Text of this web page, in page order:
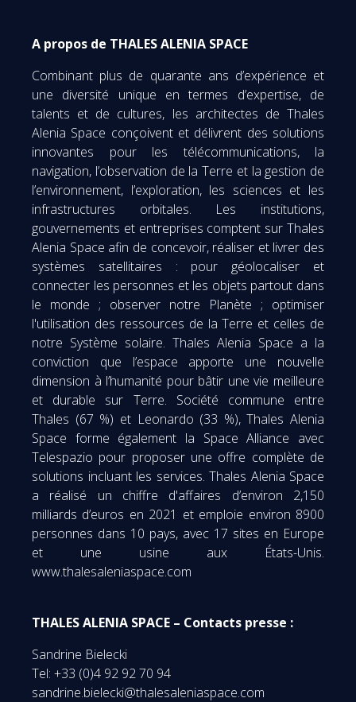
A propos de THALES ALENIA SPACE
Combinant plus de quarante ans d’expérience et
une diversité unique en termes d’expertise, de
talents et de cultures, les architectes de Thales
Alenia Space conçoivent et délivrent des solutions
innovantes pour les télécommunications, la
navigation, l’observation de la Terre et la gestion de
l’environnement, l’exploration, les sciences et les
infrastructures orbitales. Les institutions,
gouvernements et entreprises comptent sur Thales
Alenia Space afin de concevoir, réaliser et livrer des
systèmes satellitaires : pour géolocaliser et
connecter les personnes et les objets partout dans
le monde ; observer notre Planète ; optimiser
l'utilisation des ressources de la Terre et celles de
notre Système solaire. Thales Alenia Space a la
conviction que l’espace apporte une nouvelle
dimension à l’humanité pour bâtir une vie meilleure
et durable sur Terre. Société commune entre
Thales (67 %) et Leonardo (33 %), Thales Alenia
Space forme également la Space Alliance avec
Telespazio pour proposer une offre complète de
solutions incluant les services. Thales Alenia Space
a réalisé un chiffre d'affaires d’environ 2,150
milliards d’euros en 2021 et emploie environ 8900
personnes dans 10 pays, avec 17 sites en Europe
et une usine aux États-Unis.
www.thalesaleniaspace.com
THALES ALENIA SPACE – Contacts presse :
Sandrine Bielecki
Tel: +33 (0)4 92 92 70 94
sandrine.bielecki@thalesaleniaspace.com